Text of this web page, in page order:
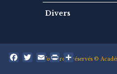
Divers
Tous droits réservés ©
T
w
E
m
P
P